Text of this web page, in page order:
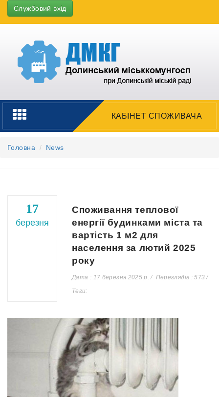
Службовий вхід
Toggle
navigation
КАБІНЕТ СПОЖИВАЧА
Головна News
17
березня
Споживання теплової
енергії будинками міста та
вартість 1 м2 для
населення за лютий 2025
року
Дата : 17 березня 2025 р.
Переглядів : 573
Теги: